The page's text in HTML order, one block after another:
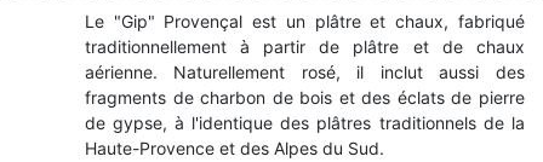
Le "Gip" Provençal est un plâtre et chaux, fabriqué
traditionnellement à partir de plâtre et de chaux
aérienne. Naturellement rosé, il inclut aussi des
fragments de charbon de bois et des éclats de pierre
de gypse, à l'identique des plâtres traditionnels de la
Haute-Provence et des Alpes du Sud.